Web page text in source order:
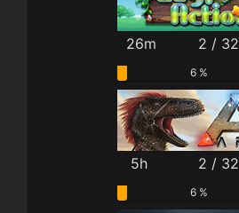
26m 2 / 32
6 %
5h 2 / 32
6 %